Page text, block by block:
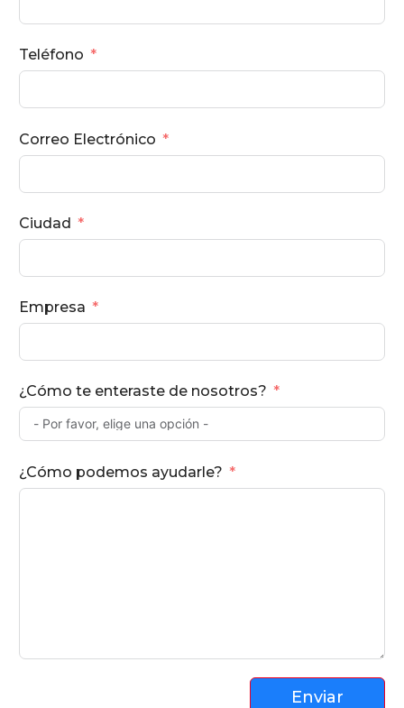
Teléfono
Correo Electrónico
Ciudad
Empresa
¿Cómo te enteraste de nosotros?
¿Cómo podemos ayudarle?
Enviar